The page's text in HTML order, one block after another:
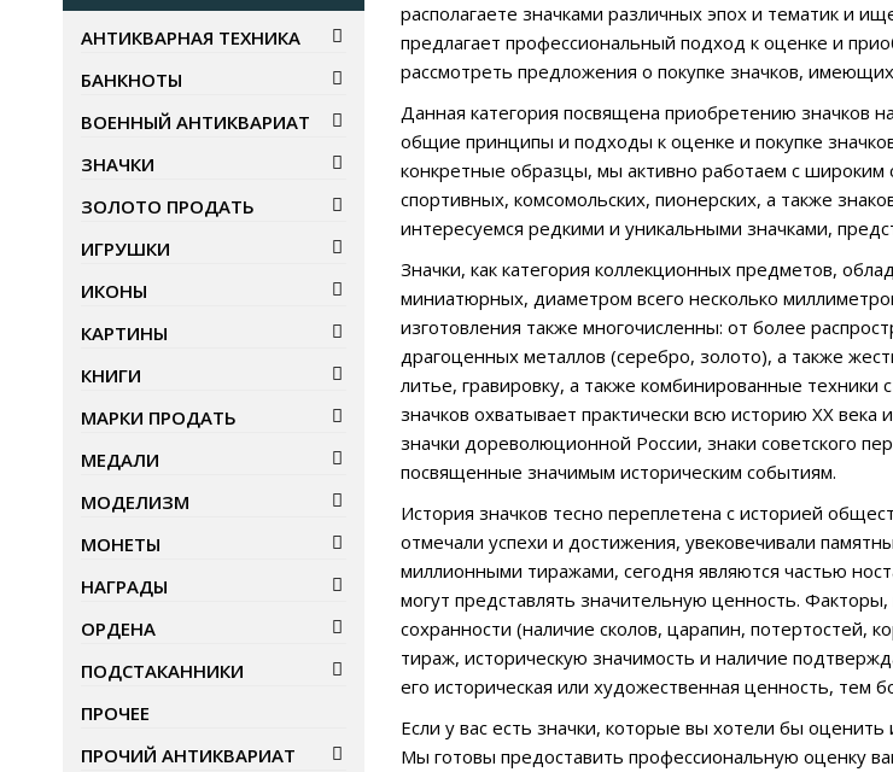
располагаете значками различных эпох и тематик и
предлагает профессиональный подход к оценке и
рассмотреть предложения о покупке значков,
Данная категория посвящена приобретению значков
общие принципы и подходы к оценке и покупке
конкретные образцы, мы активно работаем с
спортивных, комсомольских, пионерских, а также
интересуемся редкими и уникальными значками,
Значки, как категория коллекционных предметов,
миниатюрных, диаметром всего несколько
изготовления также многочисленны: от более
драгоценных металлов (серебро, золото), а также
литье, гравировку, а также комбинированные
значков охватывает практически всю историю ХХ
значки дореволюционной России, знаки советского
посвященные значимым историческим событиям.
История значков тесно переплетена с историей
отмечали успехи и достижения, увековечивали
миллионными тиражами, сегодня являются частью
могут представлять значительную ценность.
сохранности (наличие сколов, царапин, потертостей,
тираж, историческую значимость и наличие
его историческая или художественная ценность, тем
Если у вас есть значки, которые вы хотели бы
Мы готовы предоставить профессиональную оценку
АНТИКВАРНАЯ ТЕХНИКА
БАНКНОТЫ
ВОЕННЫЙ АНТИКВАРИАТ
ЗНАЧКИ
ЗОЛОТО ПРОДАТЬ
ИГРУШКИ
ИКОНЫ
КАРТИНЫ
КНИГИ
МАРКИ ПРОДАТЬ
МЕДАЛИ
МОДЕЛИЗМ
МОНЕТЫ
НАГРАДЫ
ОРДЕНА
ПОДСТАКАННИКИ
ПРОЧЕЕ
ПРОЧИЙ АНТИКВАРИАТ